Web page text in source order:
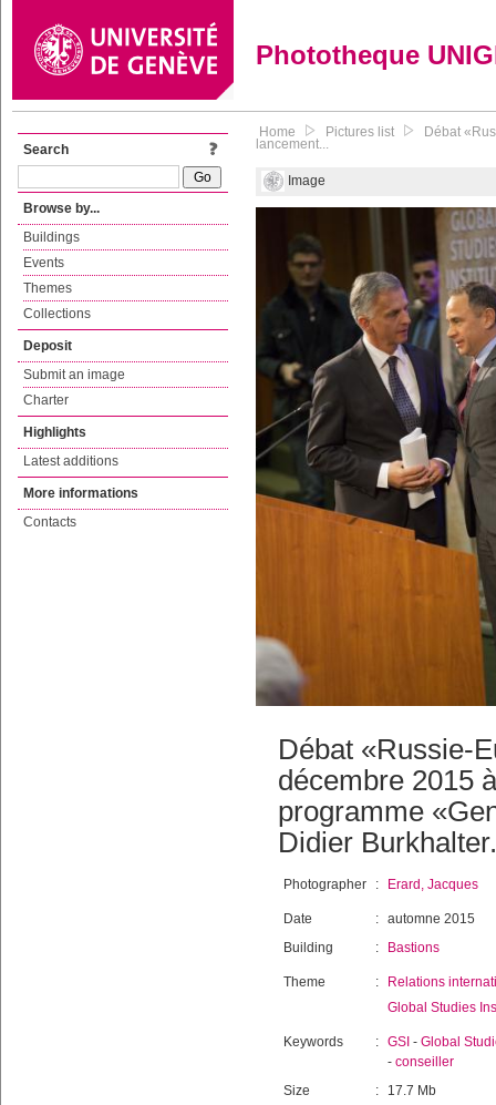
Phototheque
Search
Browse by...
Buildings
Events
Themes
Collections
Deposit
Submit an image
Charter
Highlights
Latest additions
More informations
Contacts
Home Pictures list Débat
lancement...
Image
Débat «Russie-
décembre 2015
programme
Didier Burkhalter.
Photographer : Erard, Jacques
Date : automne 2015
Building
: Bastions
Theme :
Relations
Global Studies
Keywords : GSI - Global
- conseiller
Size
:
17.7 Mb